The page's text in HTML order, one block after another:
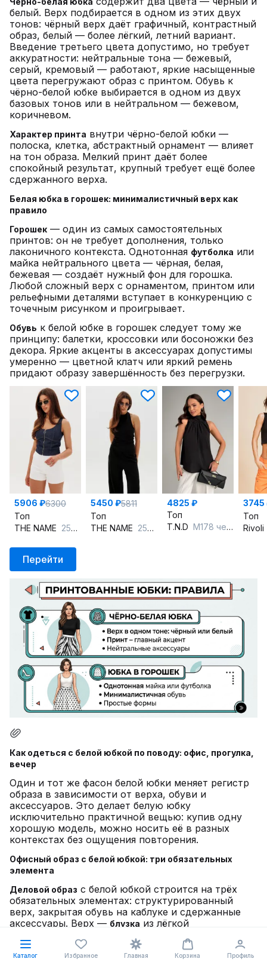
белый. Верх подбирается в одном из этих двух
тонов: чёрный верх даёт графичный, контрастный
образ, белый — более лёгкий, летний вариант.
Введение третьего цвета допустимо, но требует
аккуратности: нейтральные тона — бежевый,
серый, кремовый — работают, яркие насыщенные
цвета перегружают образ с принтом. Обувь к
чёрно-белой юбке выбирается в одном из двух
базовых тонов или в нейтральном — бежевом,
коричневом.
Характер принта внутри чёрно-белой юбки —
полоска, клетка, абстрактный орнамент — влияет
на тон образа. Мелкий принт даёт более
спокойный результат, крупный требует ещё более
сдержанного верха.
Белая юбка в горошек: минималистичный верх как
правило
Горошек — один из самых самостоятельных
принтов: он не требует дополнения, только
лаконичного контекста. Однотонная футболка или
майка нейтрального цвета — чёрная, белая,
бежевая — создаёт нужный фон для горошка.
Любой сложный верх с орнаментом, принтом или
рельефными деталями вступает в конкуренцию с
точечным рисунком и проигрывает.
Обувь к белой юбке в горошек следует тому же
принципу: балетки, кроссовки или босоножки без
декора. Яркие акценты в аксессуарах допустимы
умеренно — цветной клатч или яркий ремень
придают образу завершённость без перегрузки.
5906 ₽6300
Топ
THE NAME 2539 синий
5450 ₽5811
Топ
THE NAME 2540 черный
4825 ₽
Топ
T.N.D М178 черный
3745
Топ
Rivoli
Перейти
Как одеться с белой юбкой по поводу: офис, прогулка,
вечер
Один и тот же фасон белой юбки меняет регистр
образа в зависимости от верха, обуви и
аксессуаров. Это делает белую юбку
исключительно практичной вещью: купив одну
хорошую модель, можно носить её в разных
контекстах без ощущения повторения.
Офисный образ с белой юбкой: три обязательных
элемента
Деловой образ с белой юбкой строится на трёх
обязательных элементах: структурированный
верх, закрытая обувь на каблуке и сдержанные
аксессуары. Верх — блузка из лёгкой
—туфли
классического кроя, лодочки или
ботильоны на устойчивом каблуке. Аксессуары —
Каталог Избранное Главная Корзина Профиль